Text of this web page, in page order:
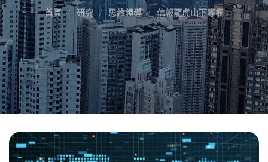
首頁 研究 思維領導 信報龍虎山下專欄